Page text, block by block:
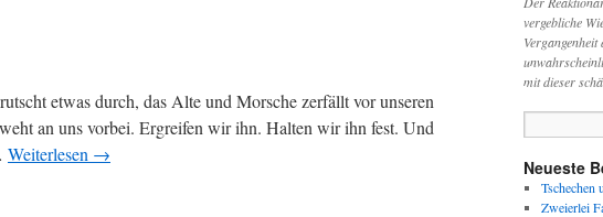
etwas durch, das Alte und Morsche zerfällt vor unseren
an uns vorbei. Ergreifen wir ihn. Halten wir ihn fest. Und
Weiterlesen →
vergebliche
mit dieser
Neueste
Zweierlei